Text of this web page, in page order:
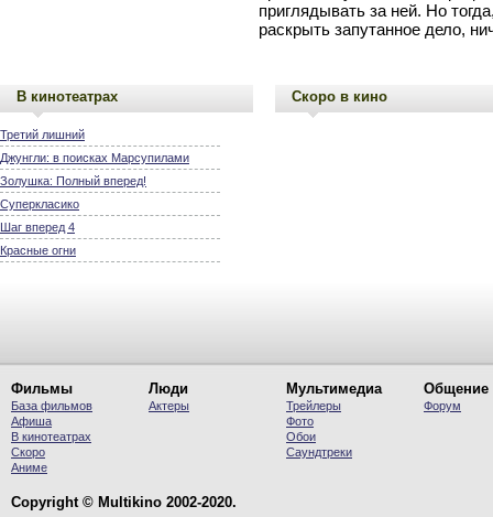
приглядывать за ней. Но
раскрыть запутанное дело,
В кинотеатрах
Третий лишний
Джунгли: в поисках Марсупилами
Золушка: Полный вперед!
Суперкласико
Шаг вперед 4
Красные огни
Скоро в кино
Фильмы
База фильмов
Афиша
В кинотеатрах
Скоро
Аниме
Люди
Актеры
Мультимедиа
Трейлеры
Фото
Обои
Саундтреки
Общение
Форум
Copyright © Multikino 2002-2020.